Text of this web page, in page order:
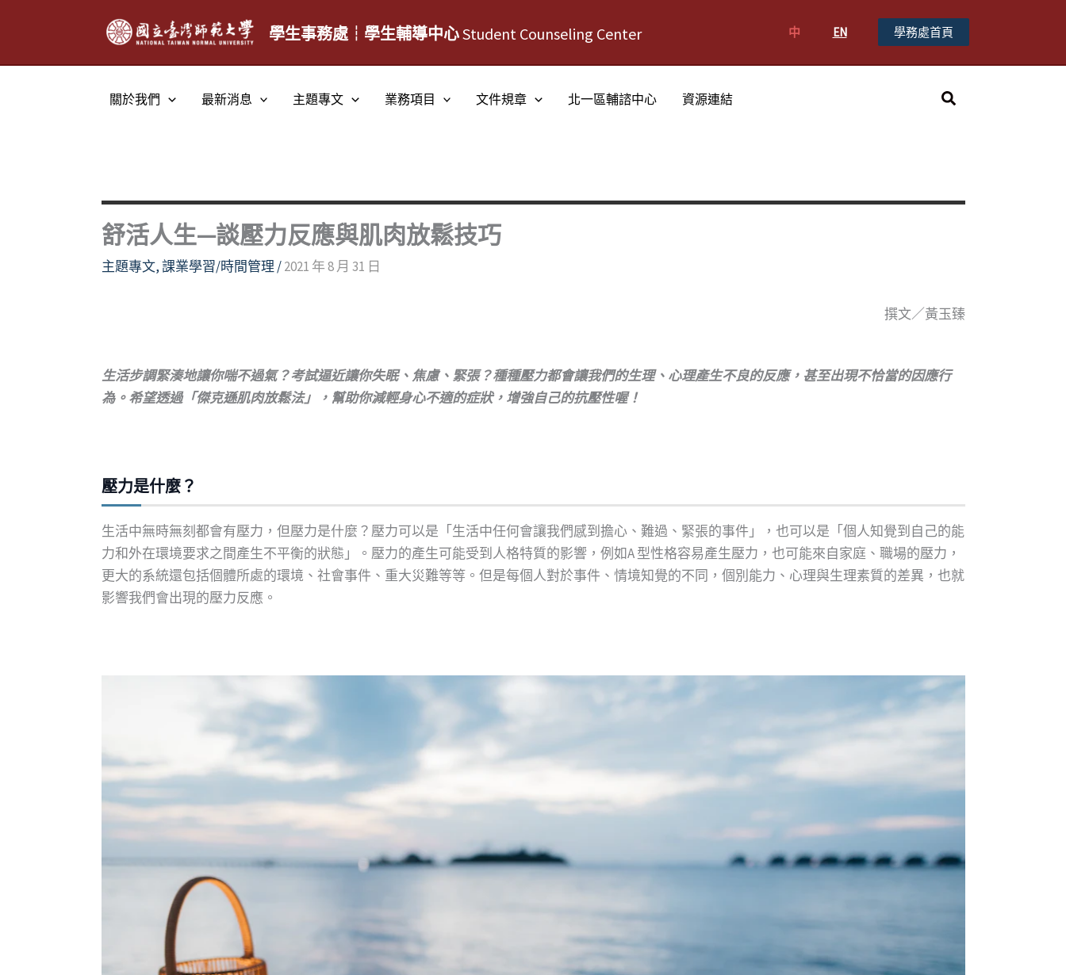
學生事務處┆學生輔導中心Student Counseling Center 中 EN 學務處首頁
關於我們 最新消息 主題專文 業務項目 文件規章 北一區輔諮中心 資源連結
搜
舒活人生—談壓力反應與肌肉放鬆技巧
主題專文,課業學習/時間管理 /2021 年 8 月 31 日
撰文／黃玉臻
生活步調緊湊地讓你喘不過氣？考試逼近讓你失眠、焦慮、緊張？種種壓力都會讓我們的生理、心理產生不良的反應，甚至出現不恰當的因應行
為。希望透過「傑克遜肌肉放鬆法」，幫助你減輕身心不適的症狀，增強自己的抗壓性喔！
壓力是什麼？
生活中無時無刻都會有壓力，但壓力是什麼？壓力可以是「生活中任何會讓我們感到擔心、難過、緊張的事件」，也可以是「個人知覺到自己的能
力和外在環境要求之間產生不平衡的狀態」。壓力的產生可能受到人格特質的影響，例如A 型性格容易產生壓力，也可能來自家庭、職場的壓力，
更大的系統還包括個體所處的環境、社會事件、重大災難等等。但是每個人對於事件、情境知覺的不同，個別能力、心理與生理素質的差異，也就
影響我們會出現的壓力反應。